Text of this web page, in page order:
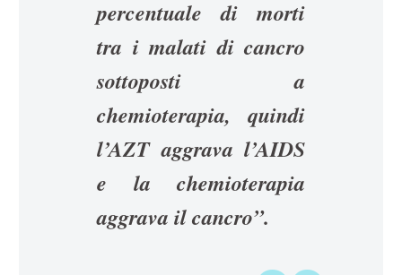
percentuale di morti
tra i malati di cancro
sottoposti a
chemioterapia, quindi
l’AZT aggrava l’AIDS
e la chemioterapia
aggrava il cancro”.